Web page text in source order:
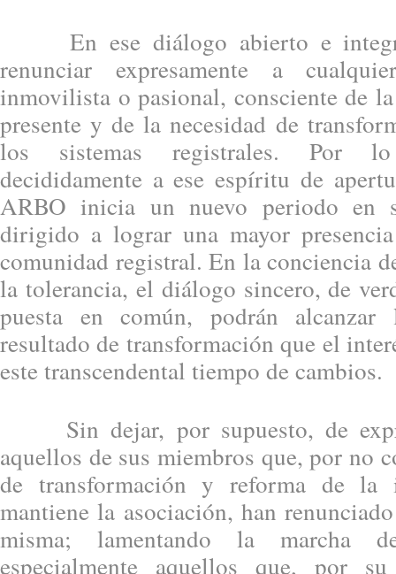
En ese diálogo abierto e
renunciar expresamente a
inmovilista o pasional, consciente de
presente y de la necesidad de
los sistemas registrales. Por lo
decididamente a ese espíritu de
ARBO inicia un nuevo periodo en
dirigido a lograr una mayor
comunidad registral. En la conciencia
la tolerancia, el diálogo sincero, de
puesta en común, podrán alcanzar
resultado de transformación que el
este transcendental tiempo de cambios.
Sin dejar, por supuesto, de
aquellos de sus miembros que, por no
de transformación y reforma de la
mantiene la asociación, han
misma; lamentando la
especialmente aquellos que, por